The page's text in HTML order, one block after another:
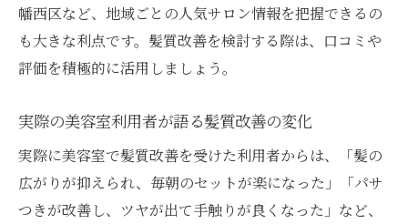
幡西区など、地域ごとの人気サロン情報を把握できるの
も大きな利点です。髪質改善を検討する際は、口コミや
評価を積極的に活用しましょう。
実際の美容室利用者が語る髪質改善の変化
実際に美容室で髪質改善を受けた利用者からは、「髪の
広がりが抑えられ、毎朝のセットが楽になった」「パサ
つきが改善し、ツヤが出て手触りが良くなった」など、